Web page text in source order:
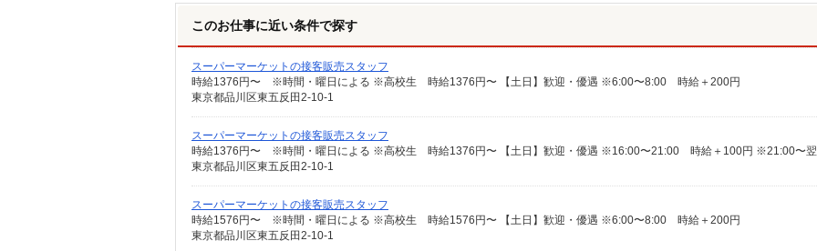
このお仕事に近い条件で探す
スーパーマーケットの接客販売スタッフ
時給1376円〜 ※時間・曜日による ※高校生 時給1376円〜 【土日】歓迎・優遇 ※6:00〜8:00 時給＋200円
東京都品川区東五反田2-10-1
スーパーマーケットの接客販売スタッフ
東京都品川区東五反田2-10-1
スーパーマーケットの接客販売スタッフ
時給1576円〜 ※時間・曜日による ※高校生 時給1576円〜 【土日】歓迎・優遇 ※6:00〜8:00 時給＋200円
東京都品川区東五反田2-10-1